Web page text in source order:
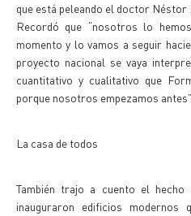
que está peleando el doctor Néstor
Recordó que “nosotros lo
momento y lo vamos a seguir
proyecto nacional se vaya
cuantitativo y cualitativo que
porque nosotros empezamos antes”.
La casa de todos
También trajo a cuento el
inauguraron edificios